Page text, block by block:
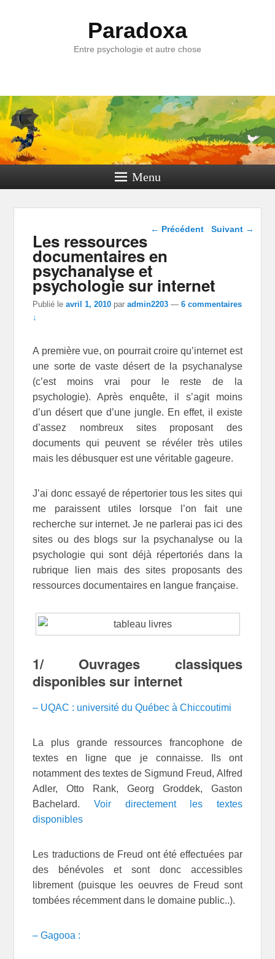
Paradoxa
Entre psychologie et autre chose
Menu
Navigation dans les
← Précédent Suivant →
Les ressources
documentaires en
psychanalyse et
psychologie sur internet
Publié leavril 1, 2010 paradmin2203 —6 commentaires
↓
A première vue, on pourrait croire qu’internet est
une sorte de vaste désert de la psychanalyse
(c’est moins vrai pour le reste de la
psychologie). Après enquête, il s’agit moins
d’un désert que d’une jungle. En effet, il existe
d’assez nombreux sites proposant des
documents qui peuvent se révéler très utiles
mais les débusquer est une véritable gageure.
J’ai donc essayé de répertorier tous les sites qui
me paraissent utiles lorsque l’on fait une
recherche sur internet. Je ne parlerai pas ici des
sites ou des blogs sur la psychanalyse ou la
psychologie qui sont déjà répertoriés dans la
rubrique lien mais des sites proposants des
ressources documentaires en langue française.
1/ Ouvrages classiques
disponibles sur internet
– UQAC : université du Québec à Chiccoutimi
La plus grande ressources francophone de
textes en ligne que je connaisse. Ils ont
notamment des textes de Sigmund Freud, Alfred
Adler, Otto Rank, Georg Groddek, Gaston
Bachelard. Voir directement les textes
disponibles
Les traductions de Freud ont été effectuées par
des bénévoles et sont donc accessibles
librement (puisque les oeuvres de Freud sont
tombées récemment dans le domaine public..).
– Gagooa :